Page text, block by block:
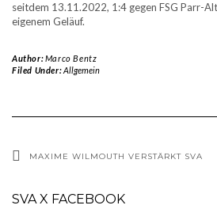
seitdem 13.11.2022, 1:4 gegen FSG Parr-
eigenem Geläuf.
Author:Marco Bentz
Filed Under:Allgemein
MAXIME WILMOUTH VERSTÄRKT SVA
SVA X FACEBOOK